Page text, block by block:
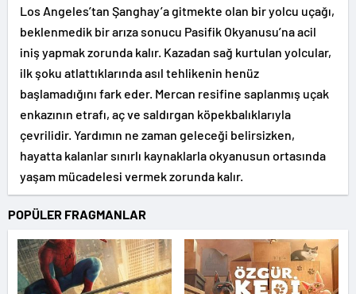
Los Angeles’tan Şanghay’a gitmekte olan bir yolcu uçağı,
beklenmedik bir arıza sonucu Pasifik Okyanusu’na acil
iniş yapmak zorunda kalır. Kazadan sağ kurtulan yolcular,
ilk şoku atlattıklarında asıl tehlikenin henüz
başlamadığını fark eder. Mercan resifine saplanmış uçak
enkazının etrafı, aç ve saldırgan köpekbalıklarıyla
çevrilidir. Yardımın ne zaman geleceği belirsizken,
hayatta kalanlar sınırlı kaynaklarla okyanusun ortasında
yaşam mücadelesi vermek zorunda kalır.
POPÜLER FRAGMANLAR